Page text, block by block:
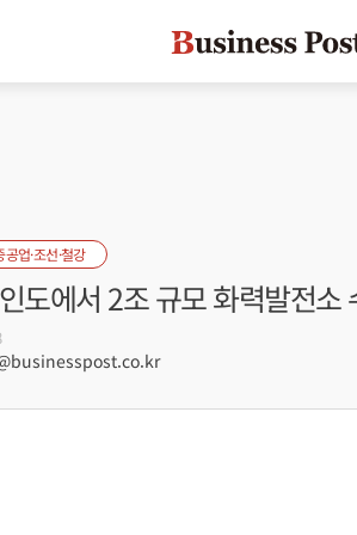
공업·조선·철강
도에서 2조 규모 화력발전소